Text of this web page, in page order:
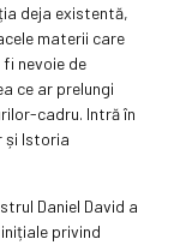
deja existentă,
materii care
nevoie de
ce ar prelungi
cadru. Intră în
și Istoria
Daniel David a
privind